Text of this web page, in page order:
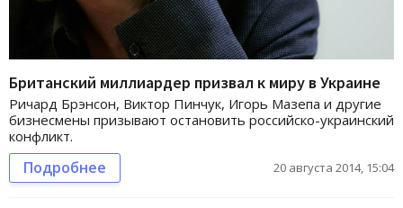
Британский миллиардер призвал к миру в Украине
Ричард Брэнсон, Виктор Пинчук, Игорь Мазепа и другие
бизнесмены призывают остановить российско-украинский
конфликт.
Подробнее 20 августа 2014, 15:04